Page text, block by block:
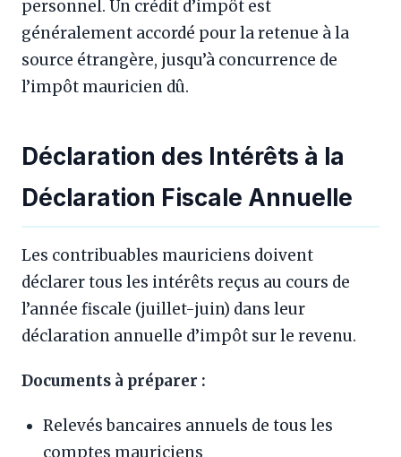
personnel. Un crédit d’impôt est
généralement accordé pour la retenue à la
source étrangère, jusqu’à concurrence de
l’impôt mauricien dû.
Déclaration des Intérêts à la
Déclaration Fiscale Annuelle
Les contribuables mauriciens doivent
déclarer tous les intérêts reçus au cours de
l’année fiscale (juillet-juin) dans leur
déclaration annuelle d’impôt sur le revenu.
Documents à préparer :
Relevés bancaires annuels de tous les
comptes mauriciens